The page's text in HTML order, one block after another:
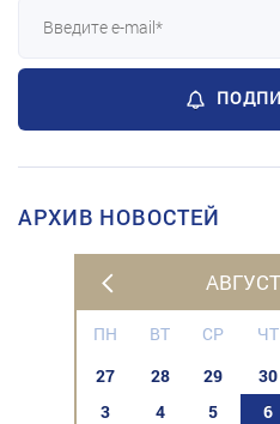
АРХИВ НОВОСТЕЙ
ПН ВТ СР ЧТ
27
28 29 30
3
4 5 6